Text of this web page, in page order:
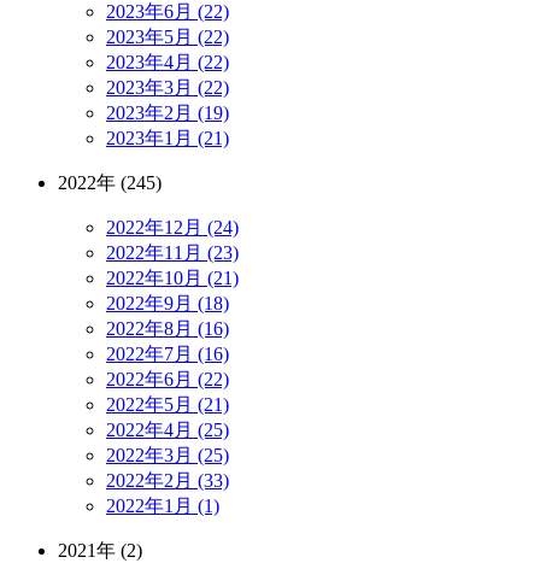
2023年6月 (22)
2023年5月 (22)
2023年4月 (22)
2023年3月 (22)
2023年2月 (19)
2023年1月 (21)
2022年 (245)
2022年12月 (24)
2022年11月 (23)
2022年10月 (21)
2022年9月 (18)
2022年8月 (16)
2022年7月 (16)
2022年6月 (22)
2022年5月 (21)
2022年4月 (25)
2022年3月 (25)
2022年2月 (33)
2022年1月 (1)
2021年 (2)